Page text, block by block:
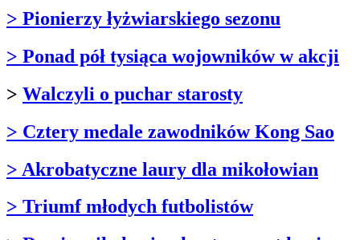
> Pionierzy łyżwiarskiego sezonu
> Ponad pół tysiąca wojowników w akcji
> Walczyli o puchar starosty
> Cztery medale zawodników Kong Sao
> Akrobatyczne laury dla mikołowian
> Triumf młodych futbolistów